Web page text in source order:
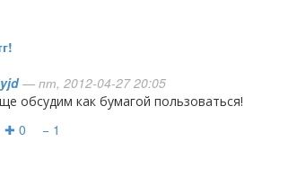
— пт, 2012-04-27 20:05
обсудим как бумагой пользоваться!
✚ 0 − 1